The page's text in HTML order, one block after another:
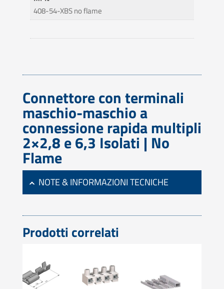
408-54-XBS no flame
Connettore con terminali
maschio-maschio a
connessione rapida multipli
2×2,8 e 6,3 Isolati | No
Flame
NOTE & INFORMAZIONI TECNICHE
Prodotti correlati